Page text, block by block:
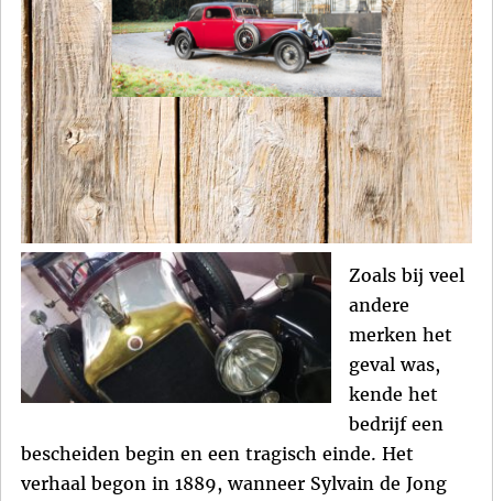
Zoals bij veel
andere
merken het
geval was,
kende het
bedrijf een
bescheiden begin en een tragisch einde. Het
verhaal begon in 1889, wanneer Sylvain de Jong